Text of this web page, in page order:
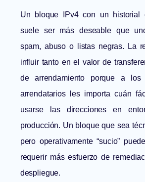
Un bloque IPv4 con un historial
suele ser más deseable que
spam, abuso o listas negras. La
influir tanto en el valor de
de arrendamiento porque a los
arrendatarios les importa cuán
usarse las direcciones en
producción. Un bloque que sea
pero operativamente “sucio”
requerir más esfuerzo de
despliegue.